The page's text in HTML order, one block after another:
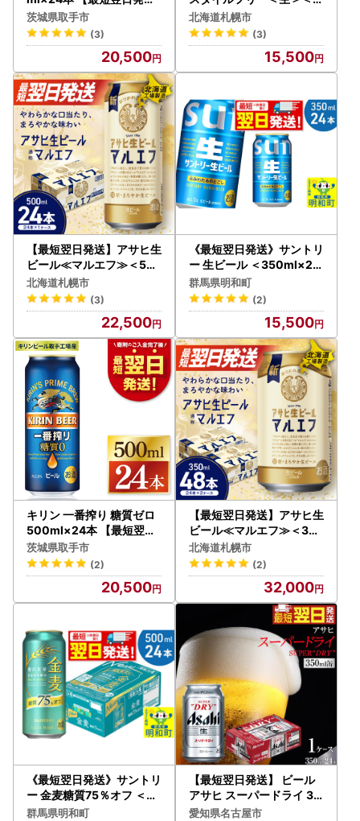
】｜ビール スピード 茨城
県 取手市（ZC006）
茨城県取手市
(3)
20,500
50ml＞24缶 1ケース 北海
道工場製造
北海道札幌市
(3)
15,500
【最短翌日発送】アサヒ生
ビール≪マルエフ≫＜50
0ml＞24缶 1ケース 北海
道工場製造
北海道札幌市
(3)
22,500
《最短翌日発送》サントリ
ー 生ビール ＜350ml×24
缶＞
群馬県明和町
(2)
15,500
キリン 一番搾り 糖質ゼロ
500ml×24本 【最短翌日
発送】｜一番搾り ビール
スピード 茨城県 取手市（
ZC004）
茨城県取手市
(2)
20,500
【最短翌日発送】アサヒ生
ビール≪マルエフ≫＜350
ml＞24缶 2ケース
北海道札幌市
(2)
32,000
《最短翌日発送》サントリ
ー 金麦糖質75％オフ ＜50
0ml×24缶＞
群馬県明和町
【最短翌日発送】 ビール
アサヒ スーパードライ 35
0ml 24本 1ケース
愛知県名古屋市